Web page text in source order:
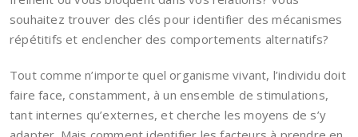
souhaitez trouver des clés pour identifier des mécanismes
répétitifs et enclencher des comportements alternatifs?
Tout comme n’importe quel organisme vivant, l’individu doit
faire face, constamment, à un ensemble de stimulations,
tant internes qu’externes, et cherche les moyens de s’y